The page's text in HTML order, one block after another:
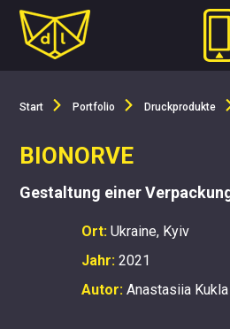
Start Portfolio Druckprodukte
BIONORVE
Gestaltung einer
Ort: Ukraine, Kyiv
Jahr: 2021
Autor: Anastasiia Kukla